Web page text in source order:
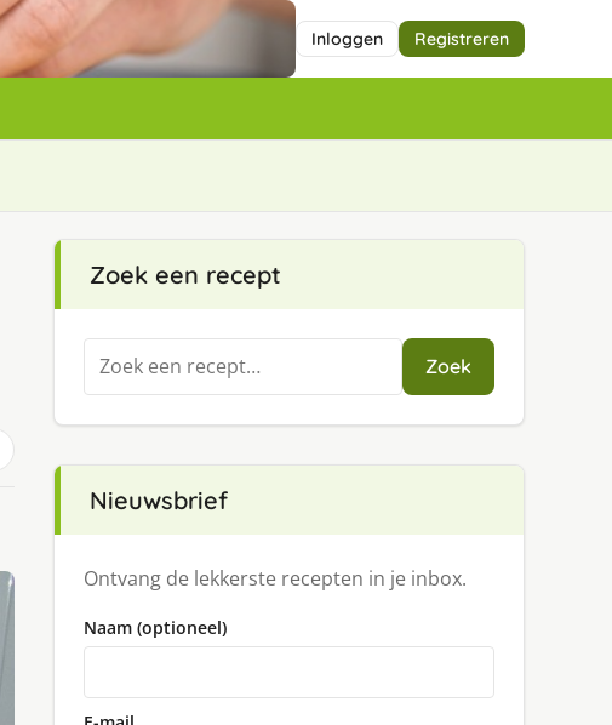
Inloggen Registreren
Zoek een recept
Zoeken
naar:
Zoek
Nieuwsbrief
Ontvang de lekkerste recepten in je inbox.
Naam (optioneel)